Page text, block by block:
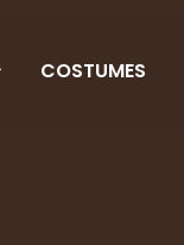
COSTUMES